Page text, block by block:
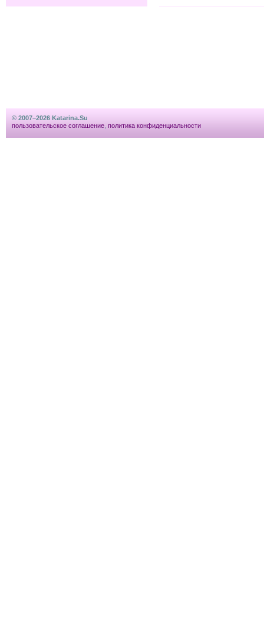
© 2007–2026 Katarina.Su
пользовательское соглашение политика конфиденциальности